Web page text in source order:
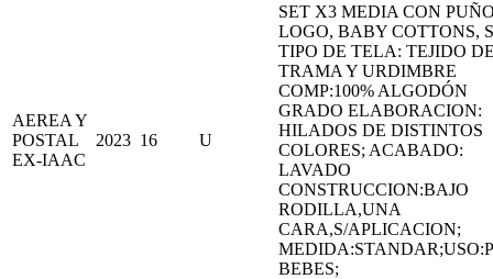
AEREA Y
POSTAL
EX-IAAC
2023 16 U
SET X3 MEDIA CON
LOGO, BABY COTTONS,
TIPO DE TELA: TEJIDO
TRAMA Y URDIMBRE
COMP:100% ALGODÓN
GRADO ELABORACION:
HILADOS DE DISTINTOS
COLORES; ACABADO:
LAVADO
CONSTRUCCION:BAJO
RODILLA,UNA
CARA,S/APLICACION;
BEBES;